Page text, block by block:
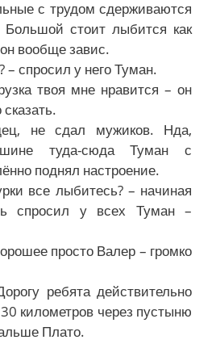
с трудом сдерживаются
Большой стоит лыбится как
вообще завис.
спросил у него Туман.
твоя мне нравится – он
не сдал мужиков. Нда,
туда-сюда Туман с
поднял настроение.
все лыбитесь? – начиная
спросил у всех Туман –
просто Валер – громко
ребята действительно
километров через пустыню
Плато.